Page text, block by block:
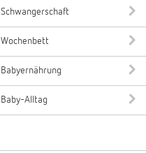
Schwangerschaft
Wochenbett
Babyernährung
Baby-Alltag